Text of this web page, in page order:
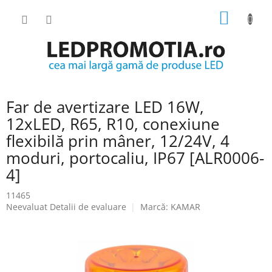
COŞ
Far de avertizare LED 16W,
12xLED, R65, R10, conexiune
flexibilă prin mâner, 12/24V, 4
moduri, portocaliu, IP67 [ALR0006-
4]
11465
Evaluarea
Neevaluat Detalii de evaluare Marcă: KAMAR